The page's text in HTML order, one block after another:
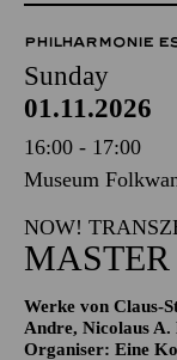
PHILHARMONIE
Sunday
01.11.2026
16:00 - 17:00
Museum
NOW!
Werke von Claus-
Andre, Nicolaus
Organiser: Eine